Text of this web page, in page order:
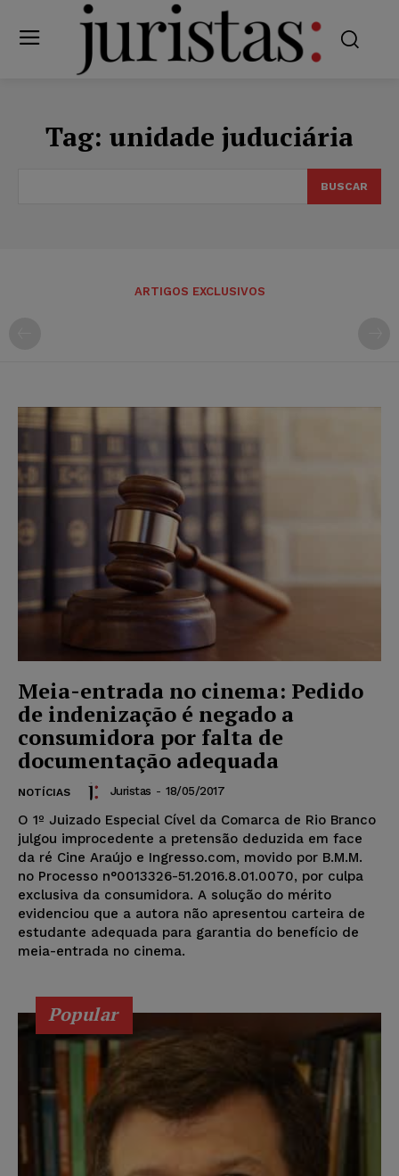
Tag: unidade juduciária
BUSCAR
ARTIGOS EXCLUSIVOS
Meia-entrada no cinema: Pedido
de indenização é negado a
consumidora por falta de
documentação adequada
NOTÍCIAS Juristas - 18/05/2017
O 1º Juizado Especial Cível da Comarca de Rio Branco
julgou improcedente a pretensão deduzida em face
da ré Cine Araújo e Ingresso.com, movido por B.M.M.
no Processo n°0013326-51.2016.8.01.0070, por culpa
exclusiva da consumidora. A solução do mérito
evidenciou que a autora não apresentou carteira de
estudante adequada para garantia do benefício de
meia-entrada no cinema.
Popular